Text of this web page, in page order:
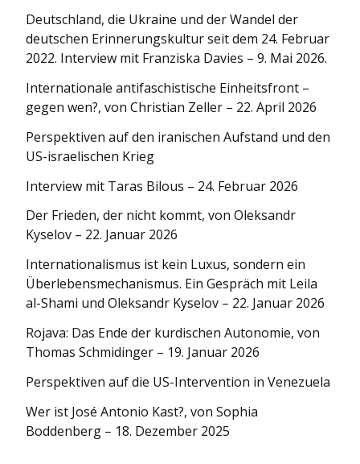
Deutschland, die Ukraine und der Wandel der
deutschen Erinnerungskultur seit dem 24. Februar
2022. Interview mit Franziska Davies – 9. Mai 2026.
Internationale antifaschistische Einheitsfront –
gegen wen?, von Christian Zeller – 22. April 2026
Perspektiven auf den iranischen Aufstand und den
US-israelischen Krieg
Interview mit Taras Bilous – 24. Februar 2026
Der Frieden, der nicht kommt, von Oleksandr
Kyselov – 22. Januar 2026
Internationa­lismus ist kein Luxus, sondern ein
Überlebens­mechanismus. Ein Gespräch mit Leila
al-Shami und Oleksandr Kyselov – 22. Januar 2026
Rojava: Das Ende der kurdischen Autonomie, von
Thomas Schmidinger – 19. Januar 2026
Perspektiven auf die US-Intervention in Venezuela
Wer ist José Antonio Kast?, von Sophia
Boddenberg – 18. Dezember 2025